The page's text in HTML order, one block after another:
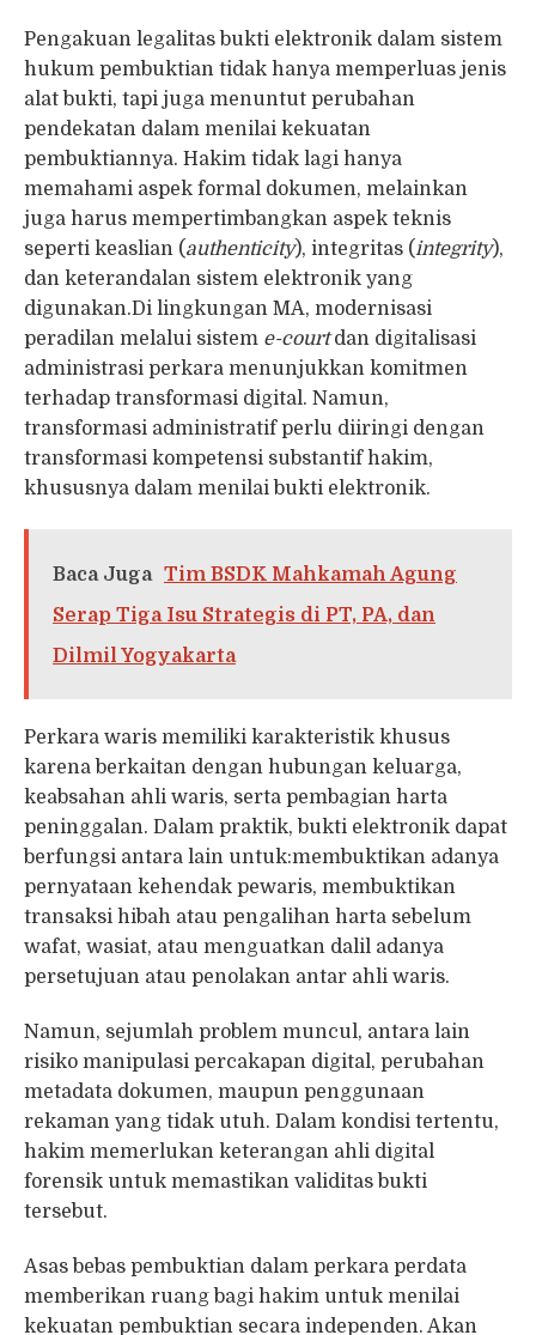
Pengakuan legalitas bukti elektronik dalam sistem
hukum pembuktian tidak hanya memperluas jenis
alat bukti, tapi juga menuntut perubahan
pendekatan dalam menilai kekuatan
pembuktiannya. Hakim tidak lagi hanya
memahami aspek formal dokumen, melainkan
juga harus mempertimbangkan aspek teknis
seperti keaslian (authenticity), integritas (integrity),
dan keterandalan sistem elektronik yang
digunakan.Di lingkungan MA, modernisasi
peradilan melalui sistem e-courtdan digitalisasi
administrasi perkara menunjukkan komitmen
terhadap transformasi digital. Namun,
transformasi administratif perlu diiringi dengan
transformasi kompetensi substantif hakim,
khususnya dalam menilai bukti elektronik.
Baca Juga Tim BSDK Mahkamah Agung
Serap Tiga Isu Strategis di PT, PA, dan
Dilmil Yogyakarta
Perkara waris memiliki karakteristik khusus
karena berkaitan dengan hubungan keluarga,
keabsahan ahli waris, serta pembagian harta
peninggalan. Dalam praktik, bukti elektronik dapat
berfungsi antara lain untuk:membuktikan adanya
pernyataan kehendak pewaris, membuktikan
transaksi hibah atau pengalihan harta sebelum
wafat, wasiat, atau menguatkan dalil adanya
persetujuan atau penolakan antar ahli waris.
Namun, sejumlah problem muncul, antara lain
risiko manipulasi percakapan digital, perubahan
metadata dokumen, maupun penggunaan
rekaman yang tidak utuh. Dalam kondisi tertentu,
hakim memerlukan keterangan ahli digital
forensik untuk memastikan validitas bukti
tersebut.
Asas bebas pembuktian dalam perkara perdata
memberikan ruang bagi hakim untuk menilai
kekuatan pembuktian secara independen. Akan